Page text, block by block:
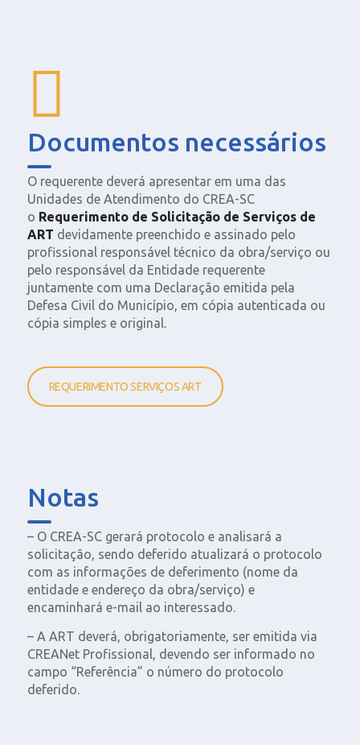
Documentos necessários
O requerente deverá apresentar em uma das
Unidades de Atendimento do CREA-SC
o Requerimento de Solicitação de Serviços de
ART devidamente preenchido e assinado pelo
profissional responsável técnico da obra/serviço ou
pelo responsável da Entidade requerente
juntamente com uma Declaração emitida pela
Defesa Civil do Município, em cópia autenticada ou
cópia simples e original.
REQUERIMENTO SERVIÇOS ART
Notas
– O CREA-SC gerará protocolo e analisará a
solicitação, sendo deferido atualizará o protocolo
com as informações de deferimento (nome da
entidade e endereço da obra/serviço) e
encaminhará e-mail ao interessado.
– A ART deverá, obrigatoriamente, ser emitida via
CREANet Profissional, devendo ser informado no
campo “Referência” o número do protocolo
deferido.